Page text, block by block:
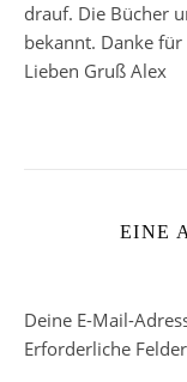
drauf. Die Bücher
bekannt. Danke
Lieben Gruß Alex
EINE
Deine E-Mail-
Erforderliche